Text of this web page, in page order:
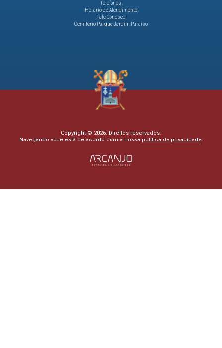
Telefones
Horário de Atendimento
Fale Conosco
Cemitério Parque Jardim Paraíso
Copyright © 2026. Direitos reservados.
Navegando você está de acordo com a nossa política de privacidade.